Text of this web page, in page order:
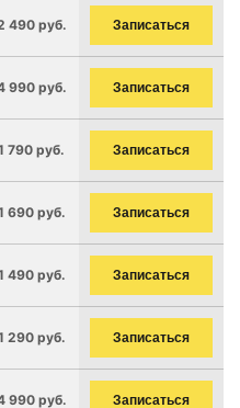
490 руб. Записаться
990 руб. Записаться
790 руб. Записаться
690 руб. Записаться
490 руб. Записаться
290 руб. Записаться
990 руб. Записаться